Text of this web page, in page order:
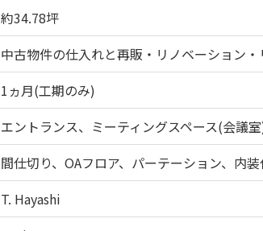
約34.78坪
中古物件の仕入れと再販・リノベーション
1ヵ月(工期のみ)
エントランス、ミーティングスペース(会議
間仕切り、OAフロア、パーテーション、内
T. Hayashi